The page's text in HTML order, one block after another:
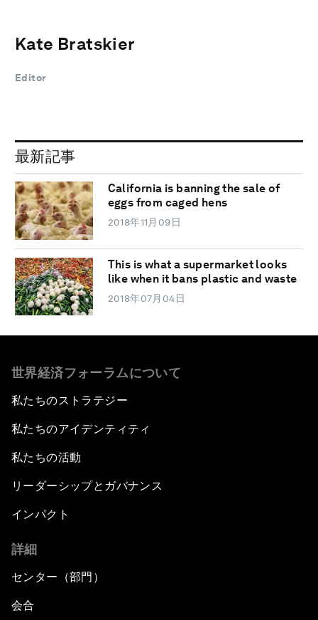
Kate Bratskier
Editor
最新記事
California is banning the sale of
eggs from caged hens
2018年11月09日
This is what a supermarket looks
like when it bans plastic and waste
2018年07月04日
世界経済フォーラムについて
私たちのストラテジー
私たちのアイデンティティ
私たちの活動
リーダーシップとガバナンス
インパクト
詳細
センター（部門）
会合